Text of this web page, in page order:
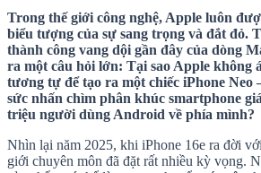
Trong thế giới công nghệ, Apple luôn
biểu tượng của sự sang trọng và đắt đỏ.
thành công vang dội gần đây của dòng
ra một câu hỏi lớn: Tại sao Apple không
tương tự để tạo ra một chiếc iPhone Neo
sức nhấn chìm phân khúc smartphone
triệu người dùng Android về phía mình?
Nhìn lại năm 2025, khi iPhone 16e ra đời
giới chuyên môn đã đặt rất nhiều kỳ vọng.